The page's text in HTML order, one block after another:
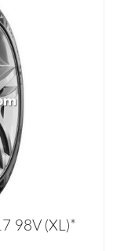
98V (XL)*